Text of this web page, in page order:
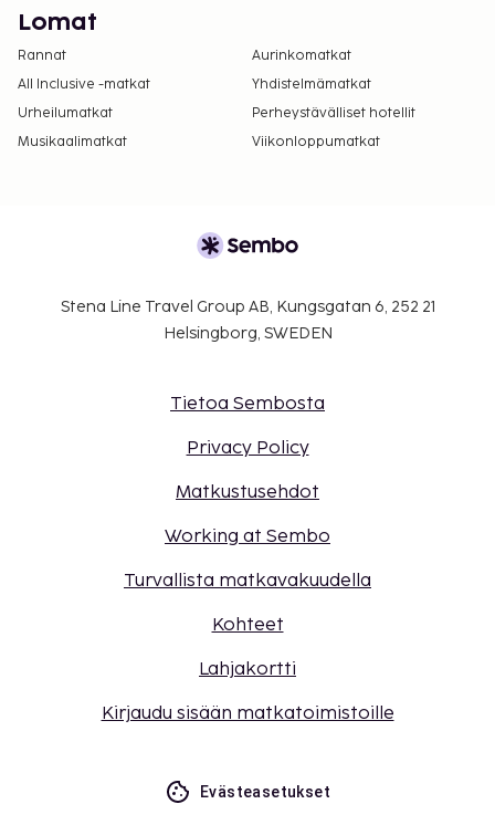
Lomat
Rannat
Aurinkomatkat
All Inclusive -matkat
Yhdistelmämatkat
Urheilumatkat
Perheystävälliset hotellit
Musikaalimatkat
Viikonloppumatkat
Stena Line Travel Group AB, Kungsgatan 6, 252 21
Helsingborg, SWEDEN
Tietoa Sembosta
Privacy Policy
Matkustusehdot
Working at Sembo
Turvallista matkavakuudella
Kohteet
Lahjakortti
Kirjaudu sisään matkatoimistoille
Evästeasetukset